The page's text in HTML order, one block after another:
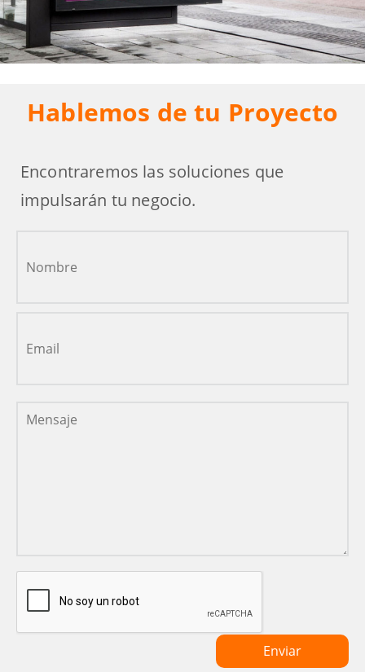
Hablemos de tu Proyecto
Encontraremos las soluciones que
impulsarán tu negocio.